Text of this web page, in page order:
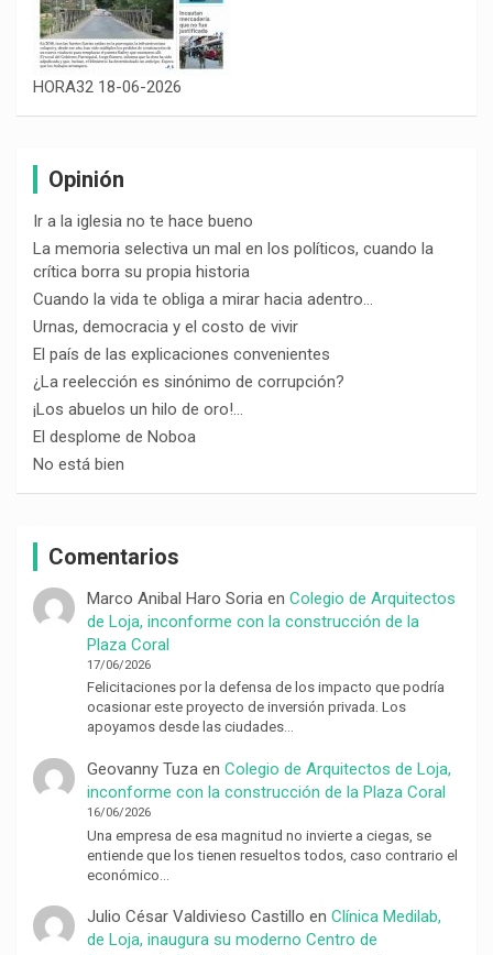
HORA32 18-06-2026
Opinión
Ir a la iglesia no te hace bueno
La memoria selectiva un mal en los políticos, cuando la
crítica borra su propia historia
Cuando la vida te obliga a mirar hacia adentro…
Urnas, democracia y el costo de vivir
El país de las explicaciones convenientes
¿La reelección es sinónimo de corrupción?
¡Los abuelos un hilo de oro!…
El desplome de Noboa
No está bien
Comentarios
Marco Anibal Haro Soriaen Colegio de Arquitectos
de Loja, inconforme con la construcción de la
Plaza Coral
17/06/2026
Felicitaciones por la defensa de los impacto que podría
ocasionar este proyecto de inversión privada. Los
apoyamos desde las ciudades…
Geovanny Tuzaen Colegio de Arquitectos de Loja,
inconforme con la construcción de la Plaza Coral
16/06/2026
Una empresa de esa magnitud no invierte a ciegas, se
entiende que los tienen resueltos todos, caso contrario el
económico…
Julio César Valdivieso Castillo en Clínica Medilab,
de Loja, inaugura su moderno Centro de